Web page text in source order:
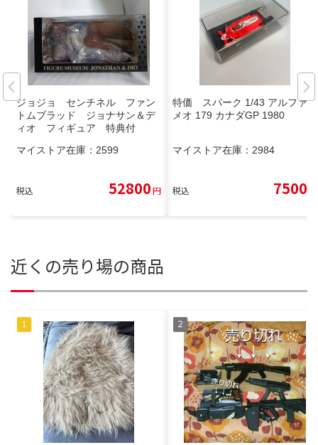
ジョジョ センチネル ファン
トムブラッド ジョナサン＆デ
ィオ フィギュア 特典付
マイストア在庫： 2599
税込 52800円
特価 スパーク 1/43 アルファロ
メオ 179 カナダGP 1980
マイストア在庫： 2984
税込 7500
近くの売り場の商品